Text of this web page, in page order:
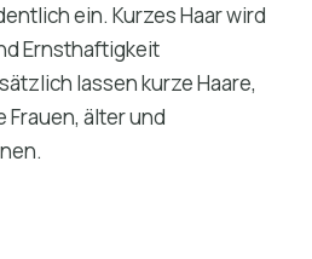
ein. Kurzes Haar wird
Ernsthaftigkeit
lassen kurze Haare,
älter und